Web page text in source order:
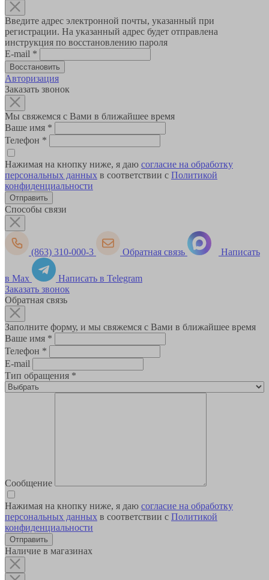
Введите адрес электронной почты, указанный при
регистрации. На указанный адрес будет отправлена
инструкция по восстановлению пароля
E-mail *
Авторизация
Заказать звонок
Мы свяжемся с Вами в ближайшее время
Ваше имя *
Телефон *
Нажимая на кнопку ниже, я даю согласие на обработку
персональных данных в соответствии с Политикой
конфиденциальности
Способы связи
(863) 310-000-3 Обратная связь Написать
в Max
Написать в Telegram
Заказать звонок
Обратная связь
Заполните форму, и мы свяжемся с Вами в ближайшее время
Ваше имя *
Телефон *
E-mail
Тип обращения *
Сообщение
Нажимая на кнопку ниже, я даю согласие на обработку
персональных данных в соответствии с Политикой
конфиденциальности
Наличие в магазинах